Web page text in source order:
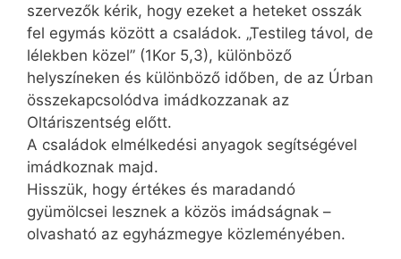
szervezők kérik, hogy ezeket a heteket osszák
fel egymás között a családok. „Testileg távol, de
lélekben közel” (1Kor 5,3), különböző
helyszíneken és különböző időben, de az Úrban
összekapcsolódva imádkozzanak az
Oltáriszentség előtt.
A családok elmélkedési anyagok segítségével
imádkoznak majd.
Hisszük, hogy értékes és maradandó
gyümölcsei lesznek a közös imádságnak –
olvasható az egyházmegye közleményében.